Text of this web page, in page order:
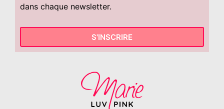
dans chaque newsletter.
S'INSCRIRE